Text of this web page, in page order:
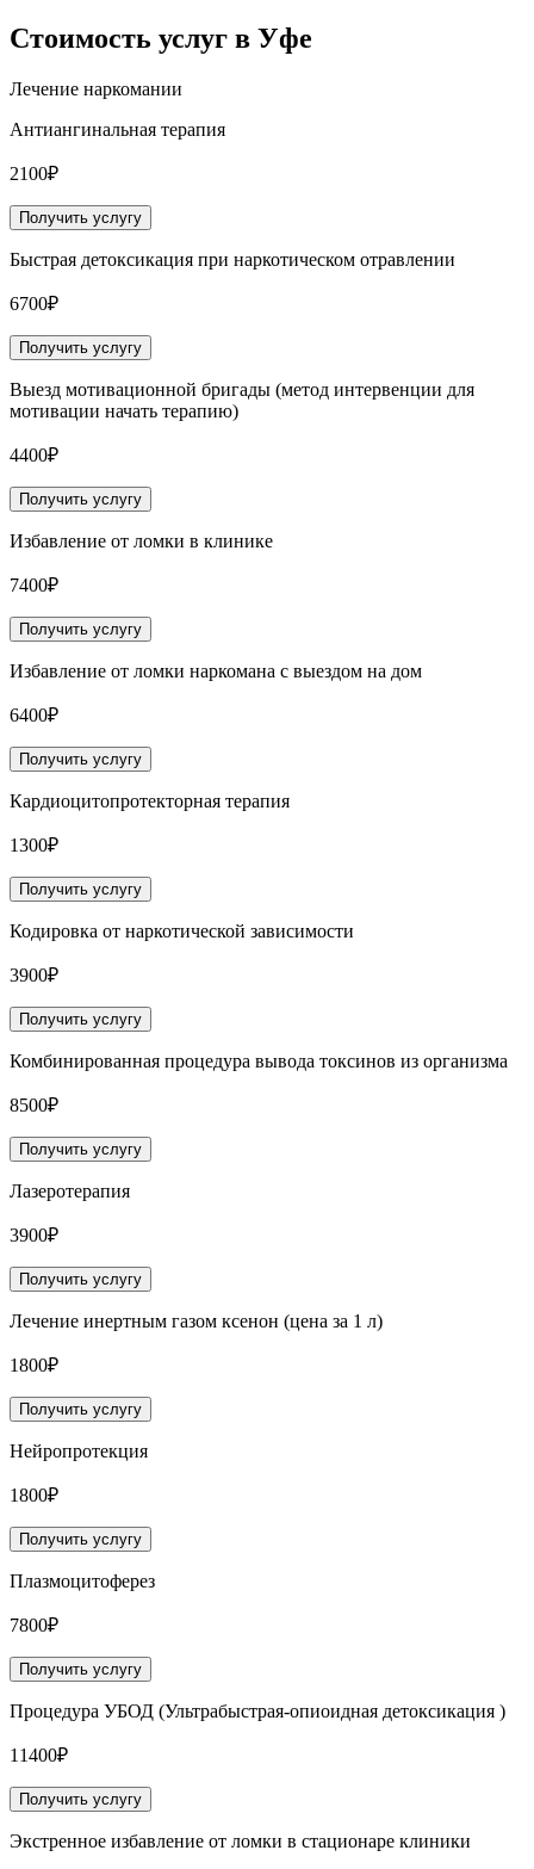
Стоимость услуг в Уфе
Лечение наркомании
Антиангинальная терапия
2100₽
Получить услугу
Быстрая детоксикация при наркотическом отравлении
6700₽
Получить услугу
Выезд мотивационной бригады (метод интервенции для
мотивации начать терапию)
4400₽
Получить услугу
Избавление от ломки в клинике
7400₽
Получить услугу
Избавление от ломки наркомана с выездом на дом
6400₽
Получить услугу
Кардиоцитопротекторная терапия
1300₽
Получить услугу
Кодировка от наркотической зависимости
3900₽
Получить услугу
Комбинированная процедура вывода токсинов из организма
8500₽
Получить услугу
Лазеротерапия
3900₽
Получить услугу
Лечение инертным газом ксенон (цена за 1 л)
1800₽
Получить услугу
Нейропротекция
1800₽
Получить услугу
Плазмоцитоферез
7800₽
Получить услугу
Процедура УБОД (Ультрабыстрая-опиоидная детоксикация )
11400₽
Получить услугу
Экстренное избавление от ломки в стационаре клиники